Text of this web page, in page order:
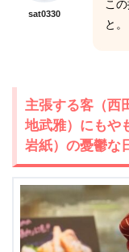
sat0330
こ
と。
主張する客（西
地武雅）にもや
岩紙）の憂鬱な